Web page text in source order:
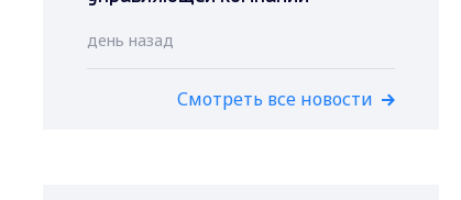
день назад
Смотреть все новости